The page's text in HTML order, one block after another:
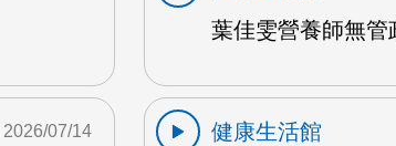
葉佳雯營養師無管
2026/07/14
健康生活館